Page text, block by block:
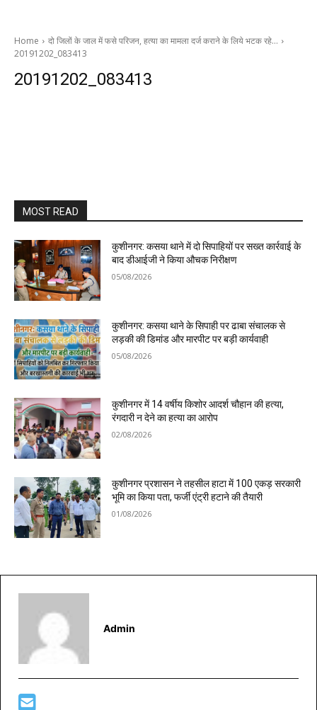
Home
दो जिलों के जाल में फसे परिजन, हत्या का मामला दर्ज कराने के लिये भटक रहे…
20191202_083413
20191202_083413
MOST READ
कुशीनगर: कसया थाने में दो सिपाहियों पर सख्त कार्रवाई के
बाद डीआईजी ने किया औचक निरीक्षण
05/08/2026
कुशीनगर: कसया थाने के सिपाही पर ढाबा संचालक से
लड़की की डिमांड और मारपीट पर बड़ी कार्यवाही
05/08/2026
कुशीनगर में 14 वर्षीय किशोर आदर्श चौहान की हत्या,
रंगदारी न देने का हत्या का आरोप
02/08/2026
कुशीनगर प्रशासन ने तहसील हाटा में 100 एकड़ सरकारी
भूमि का किया पता, फर्जी एंट्री हटाने की तैयारी
01/08/2026
Admin